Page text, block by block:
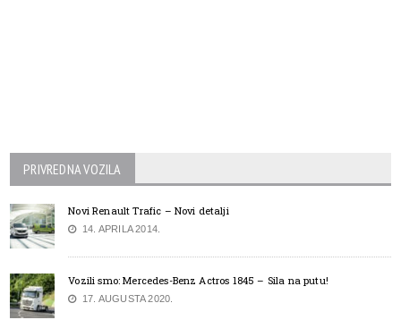
PRIVREDNA VOZILA
Novi Renault Trafic – Novi detalji
14. APRILA 2014.
Vozili smo: Mercedes-Benz Actros 1845 – Sila na putu!
17. AUGUSTA 2020.